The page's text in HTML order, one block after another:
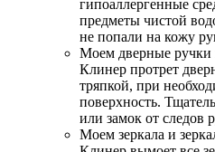
гипоаллергенные
предметы чистой
не попали на кожу
Моем дверные ручки
Клинер протрет
тряпкой, при
поверхность.
или замок от следов
Моем зеркала и